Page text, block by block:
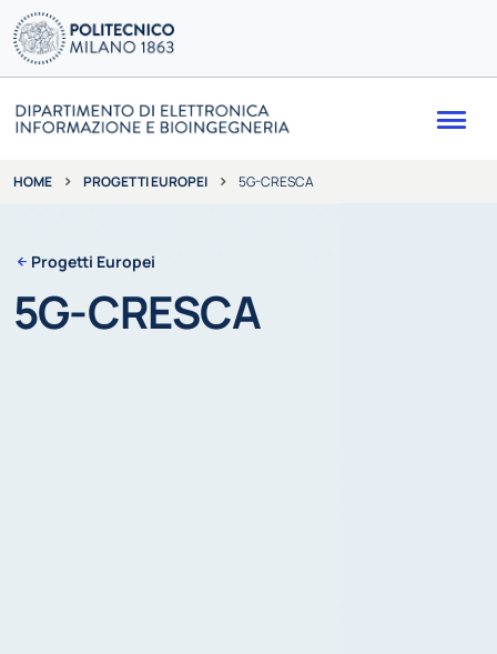
HOME PROGETTI EUROPEI 5G-CRESCA
Progetti Europei
5G-CRESCA